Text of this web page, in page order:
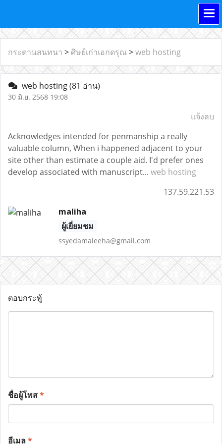
กระดานสนทนา > ศิษย์เก่าเอกดรุณ >web hosting
web hosting(81 อ่าน)
30 มิ.ย. 2568 19:08
แจ้งลบ
Acknowledges intended for penmanship a really
valuable column, When i happened adjacent to your
site other than estimate a couple aid. I'd prefer ones
develop associated with manuscript... web hosting
137.59.221.53
maliha
ผู้เยี่ยมชม
ssyedamaleeha@gmail.com
ตอบกระทู้
ชื่อผู้โพส*
อีเมล*